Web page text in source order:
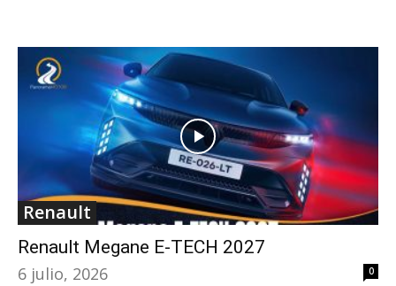
Renault
Renault Megane E-TECH 2027
6 julio, 2026
0